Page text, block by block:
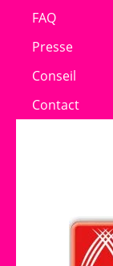
FAQ
Presse
Conseil
Contact